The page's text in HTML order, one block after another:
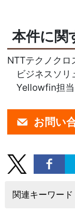
本件に関
NTTテクノクロ
ビジネスソリ
Yellowfin担当
お問い
関連キーワード